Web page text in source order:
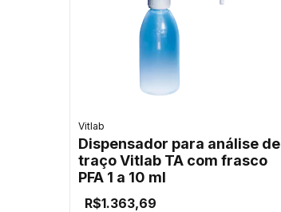
Vitlab
Dispensador para análise de
traço Vitlab TA com frasco
PFA 1 a 10 ml
R$1.363,69